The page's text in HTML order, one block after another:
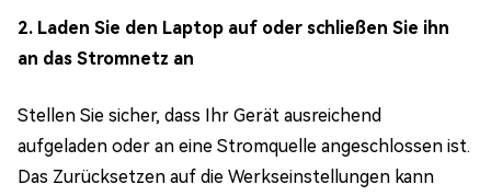
2. Laden Sie den Laptop auf oder schließen Sie ihn
an das Stromnetz an
Stellen Sie sicher, dass Ihr Gerät ausreichend
aufgeladen oder an eine Stromquelle angeschlossen ist.
Das Zurücksetzen auf die Werkseinstellungen kann